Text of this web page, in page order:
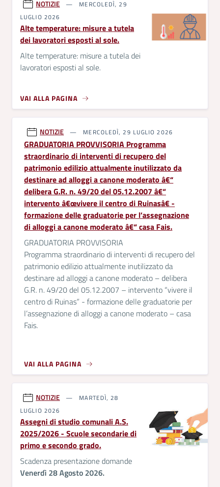
NOTIZIE
MERCOLEDÌ, 29
LUGLIO 2026
Alte temperature: misure a tutela
dei lavoratori esposti al sole.
Alte temperature: misure a tutela dei
lavoratori esposti al sole.
VAI ALLA PAGINA
NOTIZIE MERCOLEDÌ, 29 LUGLIO 2026
GRADUATORIA PROVVISORIA Programma
straordinario di interventi di recupero del
patrimonio edilizio attualmente inutilizzato da
destinare ad alloggi a canone moderato â€“
delibera G.R. n. 49/20 del 05.12.2007 â€“
intervento â€œvivere il centro di Ruinasâ€ -
formazione delle graduatorie per l’assegnazione
di alloggi a canone moderato â€“ casa Fais.
GRADUATORIA PROVVISORIA
Programma straordinario di interventi di recupero del
patrimonio edilizio attualmente inutilizzato da
destinare ad alloggi a canone moderato – delibera
G.R. n. 49/20 del 05.12.2007 – intervento “vivere il
centro di Ruinas” - formazione delle graduatorie per
l’assegnazione di alloggi a canone moderato – casa
Fais.
VAI ALLA PAGINA
NOTIZIE
MARTEDÌ, 28
LUGLIO 2026
Assegni di studio comunali A.S.
2025/2026 - Scuole secondarie di
primo e secondo grado.
Scadenza presentazione domande
Venerdì 28 Agosto 2026.